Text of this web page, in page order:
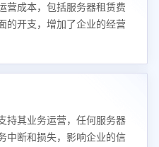
营成本，包括服务器租赁费
的开支，增加了企业的经营
持其业务运营，任何服务器
中断和损失，影响企业的信